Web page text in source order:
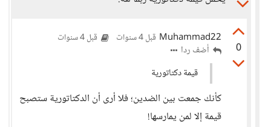
0
Muhammad22 قبل 4 سنوات قبل 4 سنوات
أضف ردا
قيمة دكتاتورية
كأنك جمعت بين الضدين؛ فلا أرى أن الدكتاتورية ستصبح
قيمة إلا لمن يمارسها!